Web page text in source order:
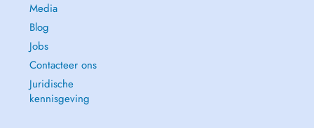
Media
Blog
Jobs
Contacteer ons
Juridische
kennisgeving